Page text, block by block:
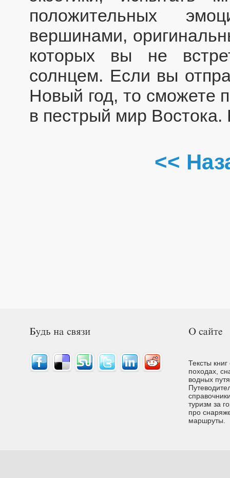
положительных
вершинами,
которых вы не
солнцем. Если вы
Новый год, то сможете
в пестрый мир
<<
Тексты
походах,
водных
туризм за
про
маршруты.